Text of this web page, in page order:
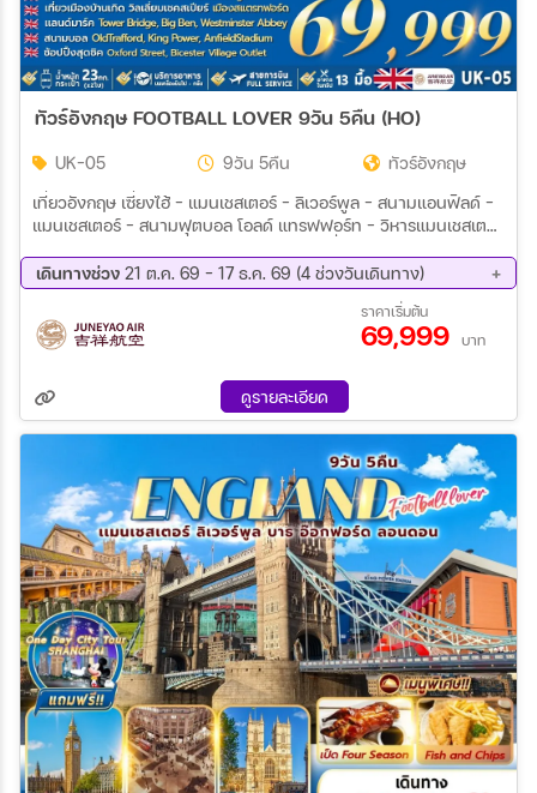
ทัวร์อังกฤษ FOOTBALL LOVER 9วัน 5คืน (HO)
UK-05 9วัน 5คืน
ทัวร์อังกฤษ
เที่ยวอังกฤษ เซี่ยงไฮ้ - แมนเชสเตอร์ – ลิเวอร์พูล – สนามแอนฟิลด์ –
แมนเชสเตอร์ - สนามฟุตบอล โอลด์ แทรฟฟอร์ท - วิหารแมนเชสเตอร์
ดอน บาธ – สโตนเฮ้นจ์ – ลอนดอน – ย่านไนท์บริดจ์ – ห้างแฮร์รอดส์
ลอนดอน – มหาวิหารเวสท์มินสเตอร์ - สะพานหอคอย - หอนาฬิกาบิ๊ก
เบน - ทาวเวอร์บริดจ์ - ช้อปปิ้ง ถนน Oxford ลอนดอน – Bicester
Village Outlet – เลสเตอร์ - สนามคิงส์ พาวเวอร์ – แมนเชสเตอร์
เดินทางช่วง 21 ต.ค. 69 - 17 ธ.ค. 69 (4 ช่วงวันเดินทาง)
23 พ.ย. 69 - 01 พ.ย. 69
02 ธ.ค. 69 - 10 ธ.ค. 69
09 ธ.ค. 69 - 17 ธ.ค. 69
ราคาเริ่มต้น
69,999 บาท
ดูรายละเอียด